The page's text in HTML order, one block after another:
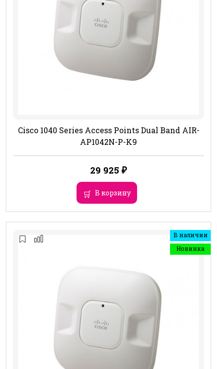
Cisco 1040 Series Access Points Dual Band AIR-
AP1042N-P-K9
29 925 ₽
В корзину
В наличии
Новинка